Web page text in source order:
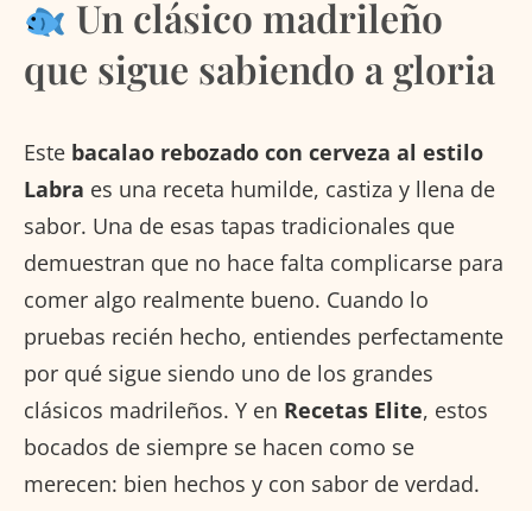
Un clásico madrileño
que sigue sabiendo a gloria
Este bacalao rebozado con cerveza al estilo
Labra es una receta humilde, castiza y llena de
sabor. Una de esas tapas tradicionales que
demuestran que no hace falta complicarse para
comer algo realmente bueno. Cuando lo
pruebas recién hecho, entiendes perfectamente
por qué sigue siendo uno de los grandes
clásicos madrileños. Y en Recetas Elite, estos
bocados de siempre se hacen como se
merecen: bien hechos y con sabor de verdad.